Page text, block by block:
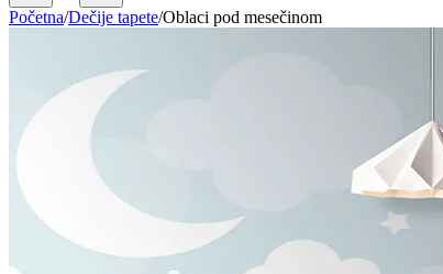
Početna/Dečije tapete/Oblaci pod mesečinom